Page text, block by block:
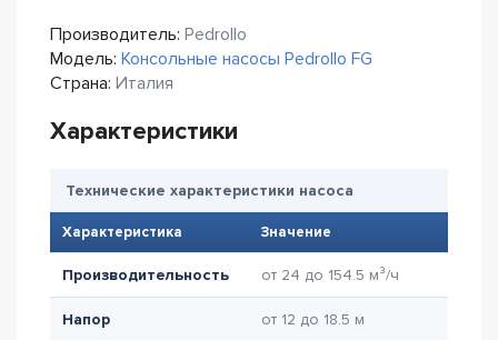
Производитель: Pedrollo
Модель: Консольные насосы Pedrollo FG
Страна: Италия
Характеристики
Технические характеристики насоса
Характеристика Значение
Производительность от 24 до 154.5 м³/ч
Напор от 12 до 18.5 м